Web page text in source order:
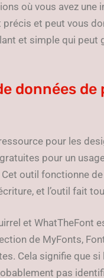
où vous avez une
et peut vous
et simple qui
données de
pour les
pour un
outil fonctionne
et l’outil fait
et WhatTheFont
de MyFonts,
Cela signifie que
pas